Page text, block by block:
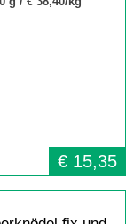
€ 15,35